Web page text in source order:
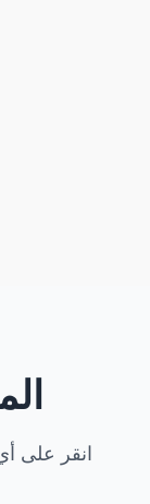
انقر على